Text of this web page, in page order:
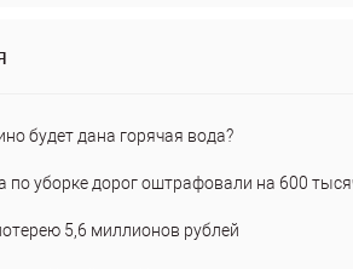
будет дана горячая вода?
по уборке дорог оштрафовали на 600
5,6 миллионов рублей